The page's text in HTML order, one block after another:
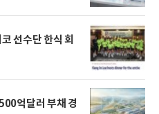
선수단 한식 회
억달러 부채 경